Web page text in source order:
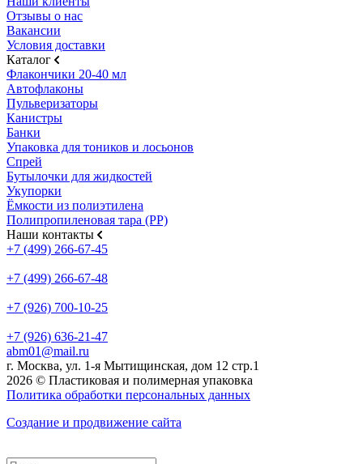
Отзывы о нас
Вакансии
Условия доставки
Каталог
Флакончики 20-40 мл
Автофлаконы
Пульверизаторы
Канистры
Банки
Упаковка для тоников и лосьонов
Спрей
Бутылочки для жидкостей
Укупорки
Ёмкости из полиэтилена
Полипропиленовая тара (PP)
Наши контакты
+7 (499) 266-67-45
+7 (499) 266-67-48
+7 (926) 700-10-25
+7 (926) 636-21-47
abm01@mail.ru
г. Москва, ул. 1-я Мытищинская, дом 12 стр.1
2026 © Пластиковая и полимерная упаковка
Политика обработки персональных данных
Создание и продвижение сайта